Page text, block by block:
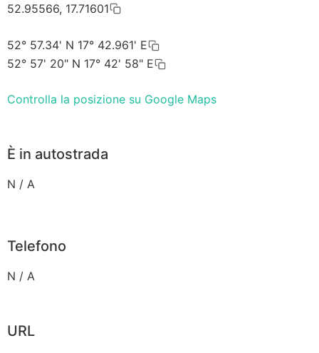
52.95566, 17.71601
52° 57.34' N 17° 42.961' E
52° 57' 20" N 17° 42' 58" E
Controlla la posizione su Google Maps
È in autostrada
N / A
Telefono
N / A
URL